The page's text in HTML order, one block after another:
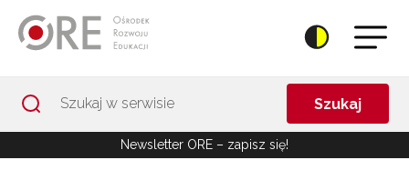
Szukaj
Newsletter ORE – zapisz się!